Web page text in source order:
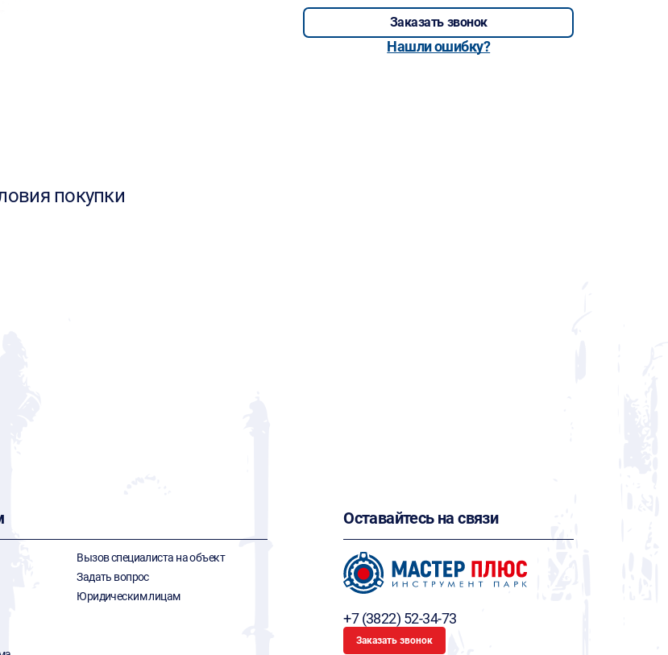
Заказать звонок
Нашли ошибку?
покупки
Вызов специалиста на объект
Задать вопрос
Юридическим лицам
Оставайтесь на связи
+7 (3822) 52-34-73
Заказать звонок